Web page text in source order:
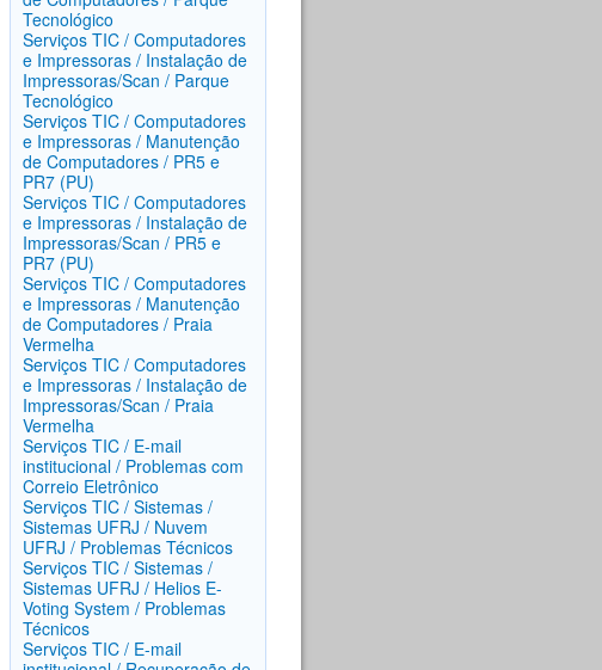
Tecnológico
Serviços TIC / Computadores
e Impressoras / Instalação de
Impressoras/Scan / Parque
Tecnológico
Serviços TIC / Computadores
e Impressoras / Manutenção
de Computadores / PR5 e
PR7 (PU)
Serviços TIC / Computadores
e Impressoras / Instalação de
Impressoras/Scan / PR5 e
PR7 (PU)
Serviços TIC / Computadores
e Impressoras / Manutenção
de Computadores / Praia
Vermelha
Serviços TIC / Computadores
e Impressoras / Instalação de
Impressoras/Scan / Praia
Vermelha
Serviços TIC / E-mail
institucional / Problemas com
Correio Eletrônico
Serviços TIC / Sistemas /
Sistemas UFRJ / Nuvem
UFRJ / Problemas Técnicos
Serviços TIC / Sistemas /
Sistemas UFRJ / Helios E-
Voting System / Problemas
Técnicos
Serviços TIC / E-mail